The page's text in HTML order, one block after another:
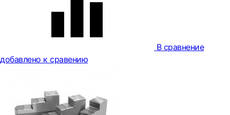
В сравнение
добавлено к сравению